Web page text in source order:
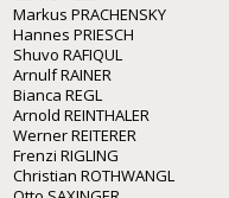
Markus PRACHENSKY
Hannes PRIESCH
Shuvo RAFIQUL
Arnulf RAINER
Bianca REGL
Arnold REINTHALER
Werner REITERER
Frenzi RIGLING
Christian ROTHWANGL